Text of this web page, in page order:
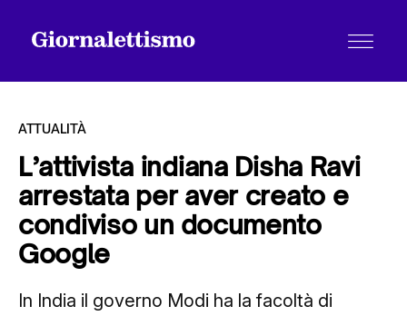
Tutti gli articoli
Chi siamo
ATTUALITÀ
L’attivista indiana Disha Ravi
arrestata per aver creato e
condiviso un documento
Google
In India il governo Modi ha la facoltà di